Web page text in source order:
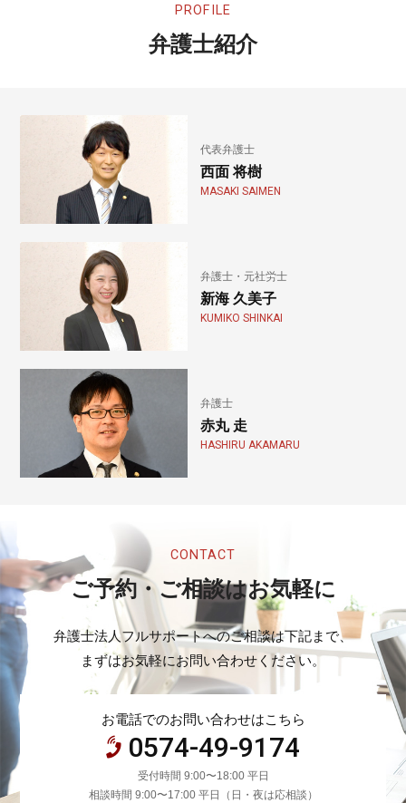
PROFILE
弁護士紹介
弁護士・元社労士
新海 久美子
KUMIKO SHINKAI
代表弁護士
西面 将樹
MASAKI SAIMEN
弁護士
赤丸 走
HASHIRU AKAMARU
CONTACT
ご予約・ご相談はお気軽に
弁護士法人フルサポートへのご相談は下記まで、
まずはお気軽にお問い合わせください。
お電話でのお問い合わせはこちら
0574-49-9174
受付時間 9:00〜18:00 平日
相談時間 9:00〜17:00 平日（日・夜は応相談）